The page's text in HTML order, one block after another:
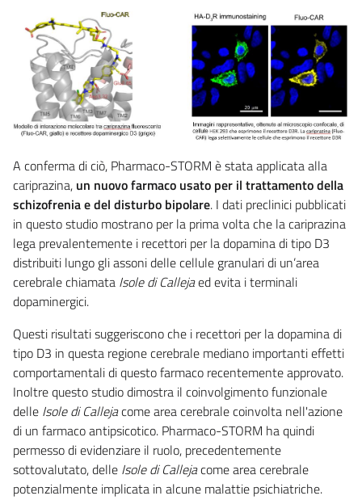
A conferma di ciò, Pharmaco-STORM è stata applicata alla
cariprazina, un nuovo farmaco usato per il trattamento della
schizofrenia e del disturbo bipolare. I dati preclinici pubblicati
in questo studio mostrano per la prima volta che la cariprazina
lega prevalentemente i recettori per la dopamina di tipo D3
distribuiti lungo gli assoni delle cellule granulari di un’area
cerebrale chiamata Isole di Callejaed evita i terminali
dopaminergici.
Questi risultati suggeriscono che i recettori per la dopamina di
tipo D3 in questa regione cerebrale mediano importanti effetti
comportamentali di questo farmaco recentemente approvato.
Inoltre questo studio dimostra il coinvolgimento funzionale
delle Isole di Callejacome area cerebrale coinvolta nell'azione
di un farmaco antipsicotico. Pharmaco-STORM ha quindi
permesso di evidenziare il ruolo, precedentemente
sottovalutato, delle Isole di Callejacome area cerebrale
potenzialmente implicata in alcune malattie psichiatriche.